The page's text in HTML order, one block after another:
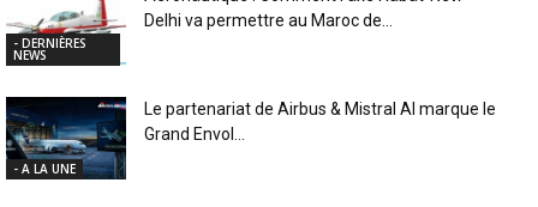
- DERNIÈRES
NEWS
Delhi va permettre au Maroc de...
- A LA UNE
Le partenariat de Airbus & Mistral AI marque le
Grand Envol...